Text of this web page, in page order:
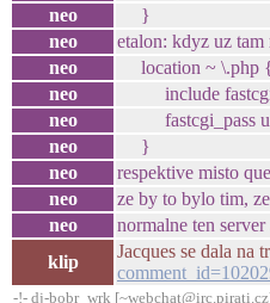
neo
}
neo
etalon: kdyz uz tam
neo
location ~ \.php {
neo
include
neo
fastcgi_pass
neo
}
neo
respektive misto
neo
ze by to bylo tim,
neo
normalne ten
klip
Jacques se dala na
-!- dj-bobr_wrk